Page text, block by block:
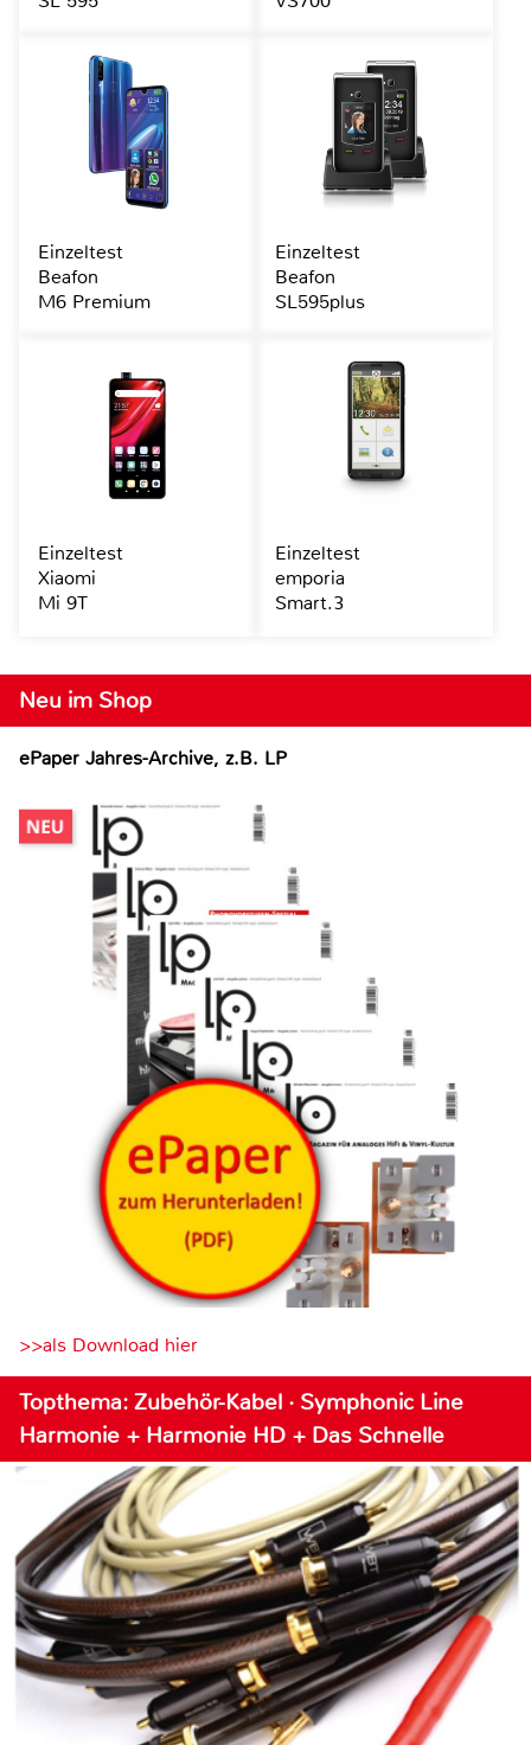
Neu im Shop
ePaper Jahres-Archive, z.B. LP
>>als Download hier
Topthema: Zubehör-Kabel · Symphonic Line
Harmonie + Harmonie HD + Das Schnelle
Einzeltest
Beafon
M6 Premium
Einzeltest
Beafon
SL595plus
Einzeltest
Xiaomi
Mi 9T
Einzeltest
emporia
Smart.3